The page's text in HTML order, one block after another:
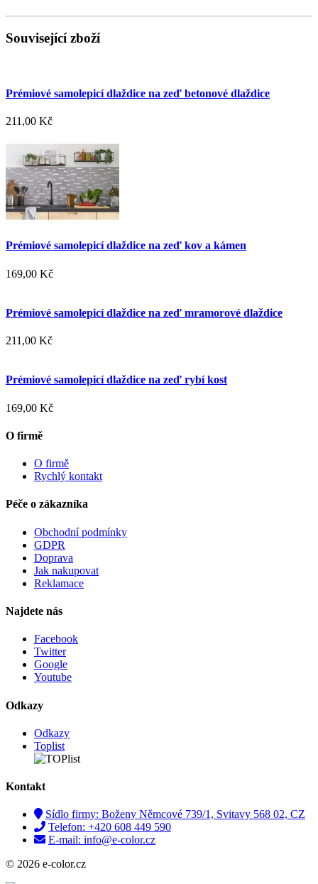
Související zboží
Prémiové samolepicí dlaždice na zeď betonové dlaždice
211,00 Kč
Prémiové samolepicí dlaždice na zeď kov a kámen
169,00 Kč
Prémiové samolepicí dlaždice na zeď mramorové dlaždice
211,00 Kč
Prémiové samolepicí dlaždice na zeď rybí kost
169,00 Kč
O firmě
O firmě
Rychlý kontakt
Péče o zákazníka
Obchodní podmínky
GDPR
Doprava
Jak nakupovat
Reklamace
Najdete nás
Facebook
Twitter
Google
Youtube
Odkazy
Odkazy
Toplist
Kontakt
Sídlo firmy: Boženy Němcové 739/1, Svitavy 568 02, CZ
Telefon: +420 608 449 590
E-mail: info@e-color.cz
© 2026 e-color.cz